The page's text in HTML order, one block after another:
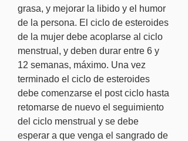
grasa, y mejorar la libido y el humor
de la persona. El ciclo de esteroides
de la mujer debe acoplarse al ciclo
menstrual, y deben durar entre 6 y
12 semanas, máximo. Una vez
terminado el ciclo de esteroides
debe comenzarse el post ciclo hasta
retomarse de nuevo el seguimiento
del ciclo menstrual y se debe
esperar a que venga el sangrado de